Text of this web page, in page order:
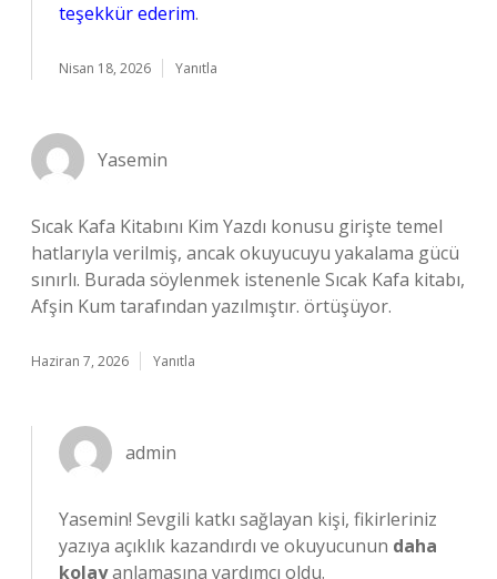
teşekkür ederim.
Nisan 18, 2026 Yanıtla
Yasemin
Sıcak Kafa Kitabını Kim Yazdı konusu girişte temel
hatlarıyla verilmiş, ancak okuyucuyu yakalama gücü
sınırlı. Burada söylenmek istenenle Sıcak Kafa kitabı,
Afşin Kum tarafından yazılmıştır. örtüşüyor.
Haziran 7, 2026 Yanıtla
admin
Yasemin! Sevgili katkı sağlayan kişi, fikirleriniz
yazıya açıklık kazandırdı ve okuyucunun daha
kolayanlamasına yardımcı oldu.